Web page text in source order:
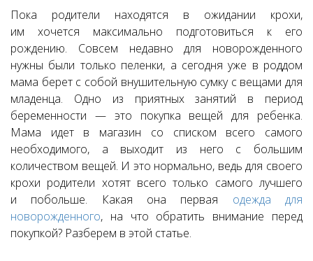
Пока родители находятся в ожидании крохи,
им хочется максимально подготовиться к его
рождению. Совсем недавно для новорожденного
нужны были только пеленки, а сегодня уже в роддом
мама берет с собой внушительную сумку с вещами для
младенца. Одно из приятных занятий в период
беременности — это покупка вещей для ребенка.
Мама идет в магазин со списком всего самого
необходимого, а выходит из него с большим
количеством вещей. И это нормально, ведь для своего
крохи родители хотят всего только самого лучшего
и побольше. Какая она первая одежда для
новорожденного, на что обратить внимание перед
покупкой? Разберем в этой статье.